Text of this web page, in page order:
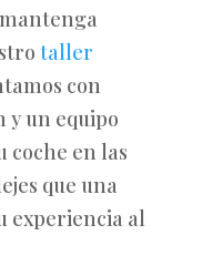
taller
con
y un equipo
coche en las
que una
experiencia al